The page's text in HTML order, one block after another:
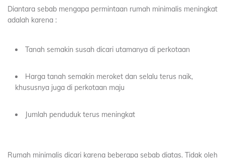
Diantara sebab mengapa permintaan rumah minimalis meningkat
adalah karena :
Tanah semakin susah dicari utamanya di perkotaan
Harga tanah semakin meroket dan selalu terus naik,
khususnya juga di perkotaan maju
Jumlah penduduk terus meningkat
Rumah minimalis dicari karena beberapa sebab diatas. Tidak oleh